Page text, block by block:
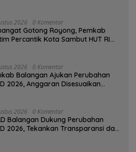
2026 0 Komentar
Gotong Royong, Pemkab
Percantik Kota Sambut HUT RI
2026 0 Komentar
Balangan Ajukan Perubahan
2026, Anggaran Disesuaikan
2026 0 Komentar
Balangan Dukung Perubahan
2026, Tekankan Transparansi dan